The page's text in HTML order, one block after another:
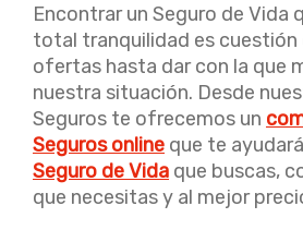
Encontrar un Seguro de Vida
total tranquilidad es cuestión
ofertas hasta dar con la que
nuestra situación. Desde
Seguros te ofrecemos un
Seguros online que te
Seguro de Vida que buscas,
que necesitas y al mejor